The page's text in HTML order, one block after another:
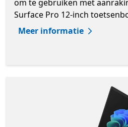
om te gebruiken met
Surface Pro 12-inch
Meer informatie